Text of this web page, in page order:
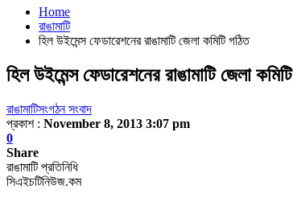
Home
রাঙামাটি
হিল উইমেন্স ফেডারেশনের রাঙামাটি জেলা কমিটি গঠিত
হিল উইমেন্স ফেডারেশনের রাঙামাটি জেলা
রাঙামাটিসংগঠন সংবাদ
প্রকাশ : November 8, 2013 3:07 pm
0
Share
রাঙামাটি প্রতিনিধি
সিএইচটিনিউজ.কম